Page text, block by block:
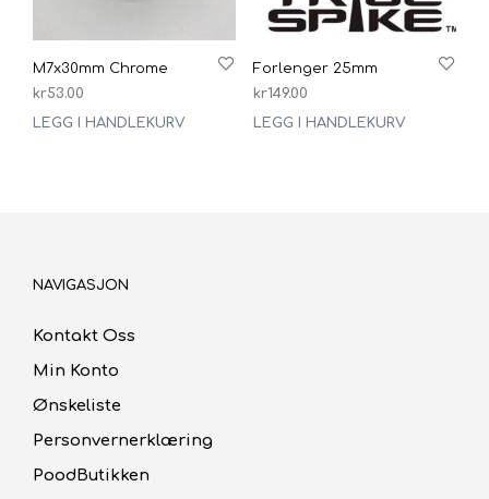
M7x30mm Chrome
kr53.00
LEGG I HANDLEKURV
Forlenger 25mm
kr149.00
LEGG I HANDLEKURV
NAVIGASJON
Kontakt Oss
Min Konto
Ønskeliste
Personvernerklæring
PoodButikken